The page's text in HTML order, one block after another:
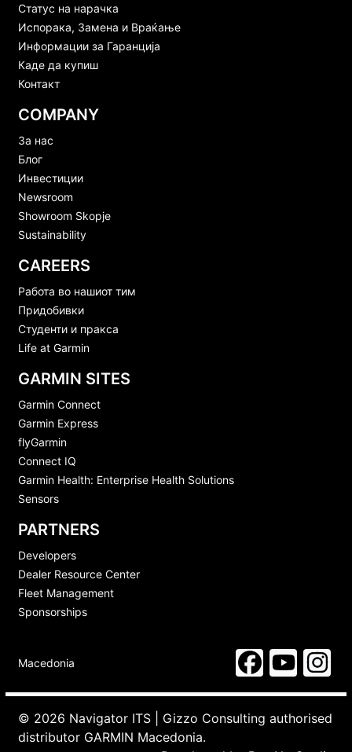
Статус на нарачка
Испорака, Замена и Враќање
Информации за Гаранција
Каде да купиш
Контакт
COMPANY
За нас
Блог
Инвестиции
Newsroom
Showroom Skopje
Sustainability
CAREERS
Работа во нашиот тим
Придобивки
Студенти и пракса
Life at Garmin
GARMIN SITES
Garmin Connect
Garmin Express
flyGarmin
Connect IQ
Garmin Health: Enterprise Health Solutions
Sensors
PARTNERS
Developers
Dealer Resource Center
Fleet Management
Sponsorships
Macedonia
© 2026 Navigator ITS | Gizzo Consulting authorised
distributor GARMIN Macedonia.